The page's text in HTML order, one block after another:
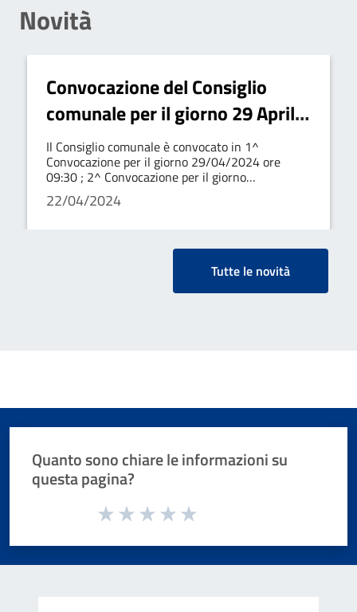
Novità
Convocazione del Consiglio
comunale per il giorno 29 Aprile
2024
Il Consiglio comunale è convocato in 1^
Convocazione per il giorno 29/04/2024 ore
09:30 ; 2^ Convocazione per il giorno
30/04/2024 ore 09:30
22/04/2024
Tutte le novità
Quanto sono chiare le informazioni su
questa pagina?
Valuta da 1 a 5 stelle la pagina